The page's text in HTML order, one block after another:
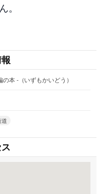
。
本 -（いずもかいどう）
道